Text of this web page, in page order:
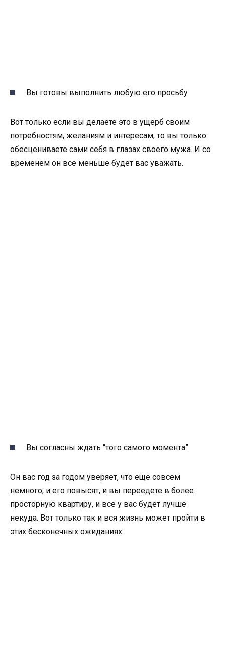
Вы готовы выполнить любую его просьбу
Вот только если вы делаете это в ущерб своим
потребностям, желаниям и интересам, то вы только
обесцениваете сами себя в глазах своего мужа. И со
временем он все меньше будет вас уважать.
Вы согласны ждать “того самого момента”
Он вас год за годом уверяет, что ещё совсем
немного, и его повысят, и вы переедете в более
просторную квартиру, и все у вас будет лучше
некуда. Вот только так и вся жизнь может пройти в
этих бесконечных ожиданиях.